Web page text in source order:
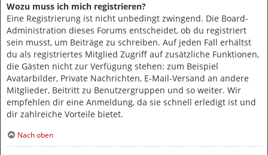
Wozu muss ich mich registrieren?
Eine Registrierung ist nicht unbedingt zwingend. Die Board-
Administration dieses Forums entscheidet, ob du registriert
sein musst, um Beiträge zu schreiben. Auf jeden Fall erhältst
du als registriertes Mitglied Zugriff auf zusätzliche Funktionen,
die Gästen nicht zur Verfügung stehen: zum Beispiel
Avatarbilder, Private Nachrichten, E-Mail-Versand an andere
Mitglieder, Beitritt zu Benutzergruppen und so weiter. Wir
empfehlen dir eine Anmeldung, da sie schnell erledigt ist und
dir zahlreiche Vorteile bietet.
Nach oben